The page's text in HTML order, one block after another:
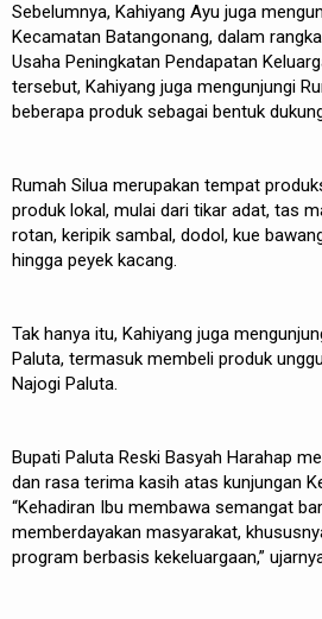
Sebelumnya, Kahiyang Ayu juga
Kecamatan Batangonang, dalam
Usaha Peningkatan Pendapatan
tersebut, Kahiyang juga mengunjungi
beberapa produk sebagai bentuk
Rumah Silua merupakan tempat
produk lokal, mulai dari tikar adat, tas
rotan, keripik sambal, dodol, kue
hingga peyek kacang.
Tak hanya itu, Kahiyang juga
Paluta, termasuk membeli produk
Najogi Paluta.
Bupati Paluta Reski Basyah Harahap
dan rasa terima kasih atas kunjungan
“Kehadiran Ibu membawa semangat
memberdayakan masyarakat,
program berbasis kekeluargaan,”